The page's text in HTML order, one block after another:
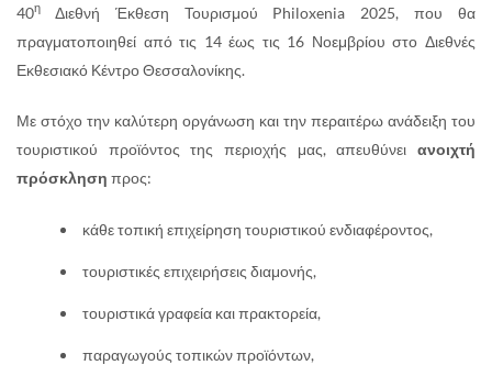
40η Διεθνή Έκθεση Τουρισμού Philoxenia 2025, που θα
πραγματοποιηθεί από τις 14 έως τις 16 Νοεμβρίου στο Διεθνές
Εκθεσιακό Κέντρο Θεσσαλονίκης.
Με στόχο την καλύτερη οργάνωση και την περαιτέρω ανάδειξη του
τουριστικού προϊόντος της περιοχής μας, απευθύνει ανοιχτή
πρόσκληση προς:
κάθε τοπική επιχείρηση τουριστικού ενδιαφέροντος,
τουριστικές επιχειρήσεις διαμονής,
τουριστικά γραφεία και πρακτορεία,
παραγωγούς τοπικών προϊόντων,